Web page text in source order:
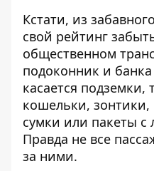
Кстати, из
свой рейтинг
общественном
подоконник и
касается
кошельки,
сумки или пакеты
Правда не все
за ними.